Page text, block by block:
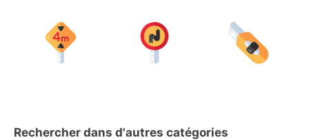
Rechercher dans d'autres catégories